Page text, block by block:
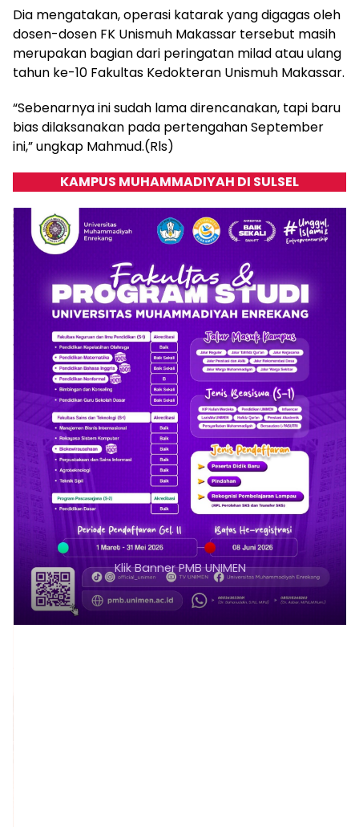
Dia mengatakan, operasi katarak yang digagas oleh
dosen-dosen FK Unismuh Makassar tersebut masih
merupakan bagian dari peringatan milad atau ulang
tahun ke-10 Fakultas Kedokteran Unismuh Makassar.
“Sebenarnya ini sudah lama direncanakan, tapi baru
bias dilaksanakan pada pertengahan September
ini,” ungkap Mahmud.(Rls)
KAMPUS MUHAMMADIYAH DI SULSEL
Klik Banner PMB UNIMEN